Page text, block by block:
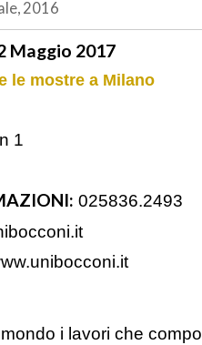
2016
Maggio 2017
le mostre a Milano
1
025836.2493
i lavori che